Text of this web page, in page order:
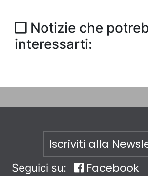
Notizie che
interessarti:
Iscriviti alla
Seguici su: Facebook